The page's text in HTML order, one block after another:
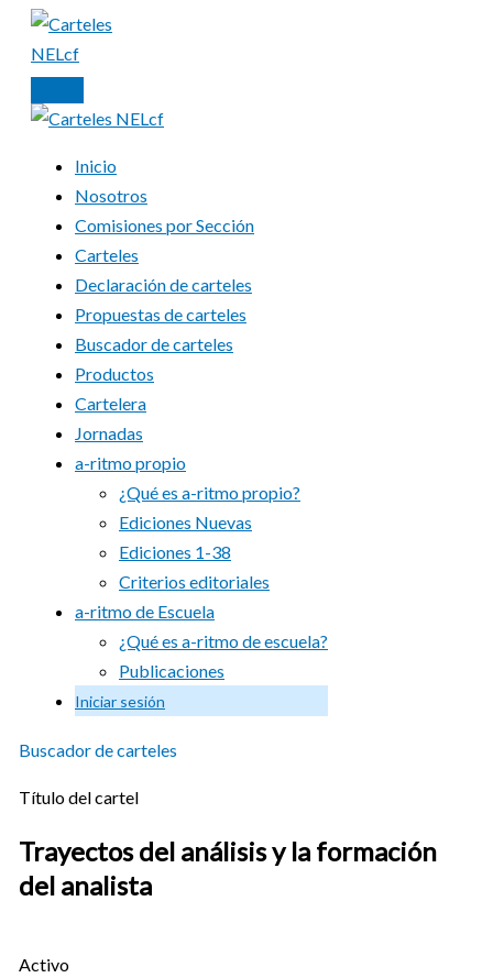
contenido
Inicio
Nosotros
Comisiones por Sección
Carteles
Declaración de carteles
Propuestas de carteles
Buscador de carteles
Productos
Cartelera
Jornadas
a-ritmo propio
¿Qué es a-ritmo propio?
Ediciones Nuevas
Ediciones 1-38
Criterios editoriales
a-ritmo de Escuela
¿Qué es a-ritmo de escuela?
Publicaciones
Iniciar sesión
Buscador de carteles
Título del cartel
Trayectos del análisis y la formación
del analista
Activo